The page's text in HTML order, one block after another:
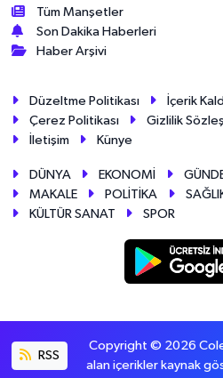
Tüm Manşetler
Son Dakika Haberleri
Haber Arşivi
Düzeltme Politikası
İçerik
Çerez Politikası
Gizlilik
İletişim
Künye
DÜNYA EKONOMİ
MAKALE
POLİTİKA
KÜLTÜR SANAT
SPOR
RSS
Copyright © 2026
alan içerikler kaynak